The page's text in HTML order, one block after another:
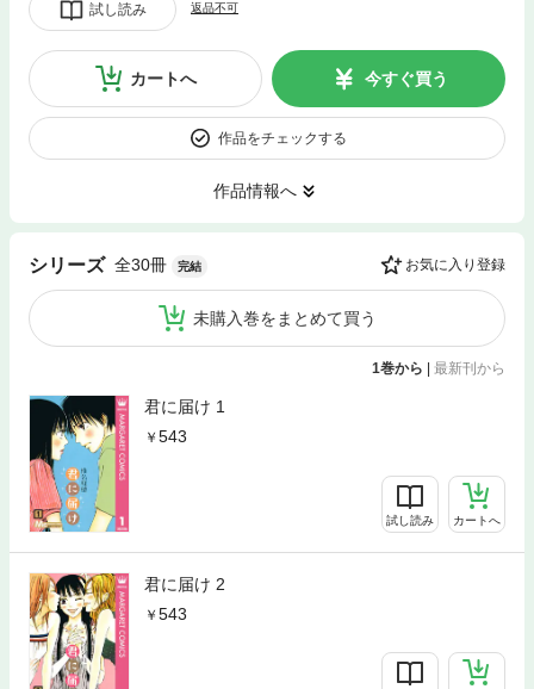
試し読み
返品不可
カートへ 今すぐ買う
作品をチェックする
作品情報へ
シリーズ 全30冊 完結 お気に入り登録
未購入巻をまとめて買う
1巻から 最新刊から
君に届け 1
543
試し読み カートへ
君に届け 2
543